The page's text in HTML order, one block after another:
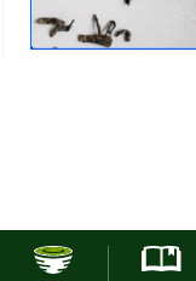
お電